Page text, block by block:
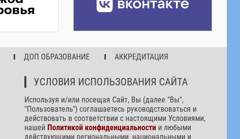
ДОП ОБРАЗОВАНИЕ АККРЕДИТАЦИЯ
УСЛОВИЯ ИСПОЛЬЗОВАНИЯ САЙТА
Используя и/или посещая Сайт, Вы (далее "Вы",
"Пользователь") соглашаетесь руководствоваться и
действовать в соответствии с настоящими Условиями,
нашей Политикой конфиденциальности и любыми
действующими региональными, национальными и